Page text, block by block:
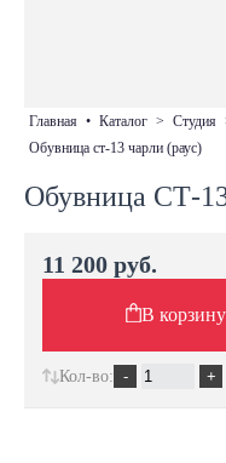
главная • каталог > студия
обувница ст-13 чарли (раус)
Обувница СТ-
11 200 руб.
В корзину
Кол-во: